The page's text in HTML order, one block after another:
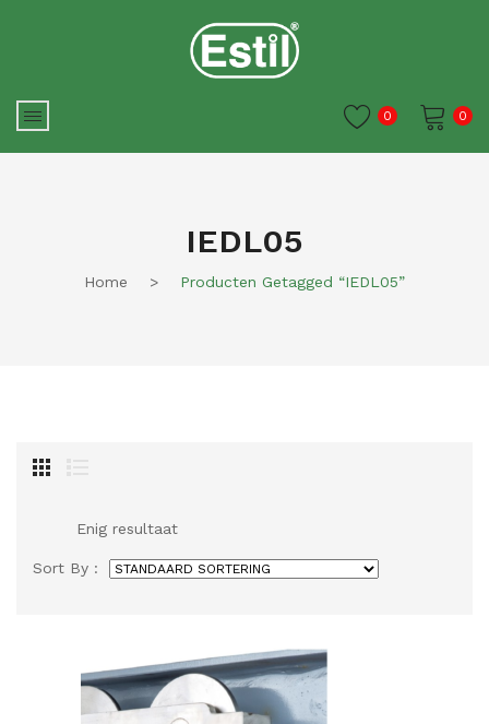
0
0
IEDL05
Home > Producten Getagged “IEDL05”
Enig resultaat
Sort By :